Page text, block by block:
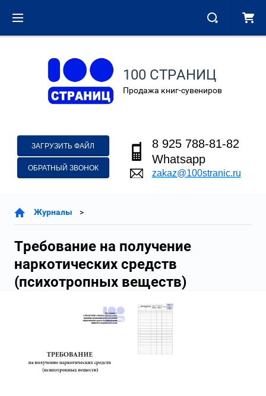
100 СТРАНИЦ
Продажа книг-сувениров
ЗАГРУЗИТЬ ФАЙЛ
ОБРАТНЫЙ ЗВОНОК
8 925 788-81-82
Whatsapp
zakaz@100stranic.ru
Журналы
Требование на получение
наркотических средств
(психотропных веществ)